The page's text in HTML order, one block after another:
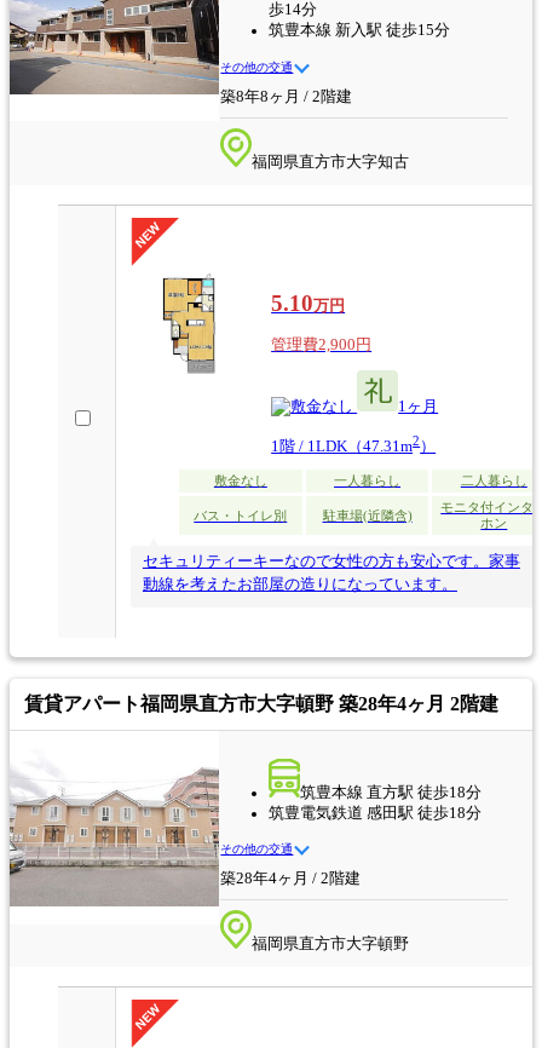
歩14分
筑豊本線 新入駅 徒歩15分
その他の交通
築8年8ヶ月 / 2階建
福岡県直方市大字知古
5.10万円
管理費2,900円
なし 1ヶ月
1階 / 1LDK（47.31m2）
敷金なし 一人暮らし 二人暮らし
バス・トイレ別 駐車場(近隣含)
モニタ付インタ
ホン
セキュリティーキーなので女性の方も安心です。家事
動線を考えたお部屋の造りになっています。
賃貸アパート福岡県直方市大字頓野 築28年4ヶ月 2階建
筑豊本線 直方駅 徒歩18分
筑豊電気鉄道 感田駅 徒歩18分
その他の交通
築28年4ヶ月 / 2階建
福岡県直方市大字頓野